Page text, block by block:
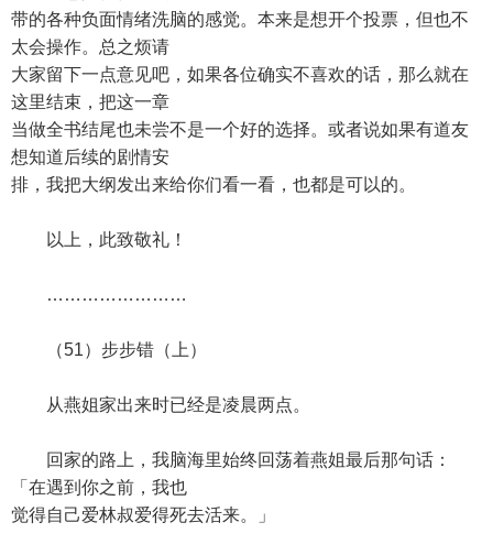
带的各种负面情绪洗脑的感觉。本来是想开个投票，但也不
太会操作。总之烦请
大家留下一点意见吧，如果各位确实不喜欢的话，那么就在
这里结束，把这一章
当做全书结尾也未尝不是一个好的选择。或者说如果有道友
想知道后续的剧情安
排，我把大纲发出来给你们看一看，也都是可以的。
以上，此致敬礼！
……………………
（51）步步错（上）
从燕姐家出来时已经是凌晨两点。
回家的路上，我脑海里始终回荡着燕姐最后那句话：
「在遇到你之前，我也
觉得自己爱林叔爱得死去活来。」